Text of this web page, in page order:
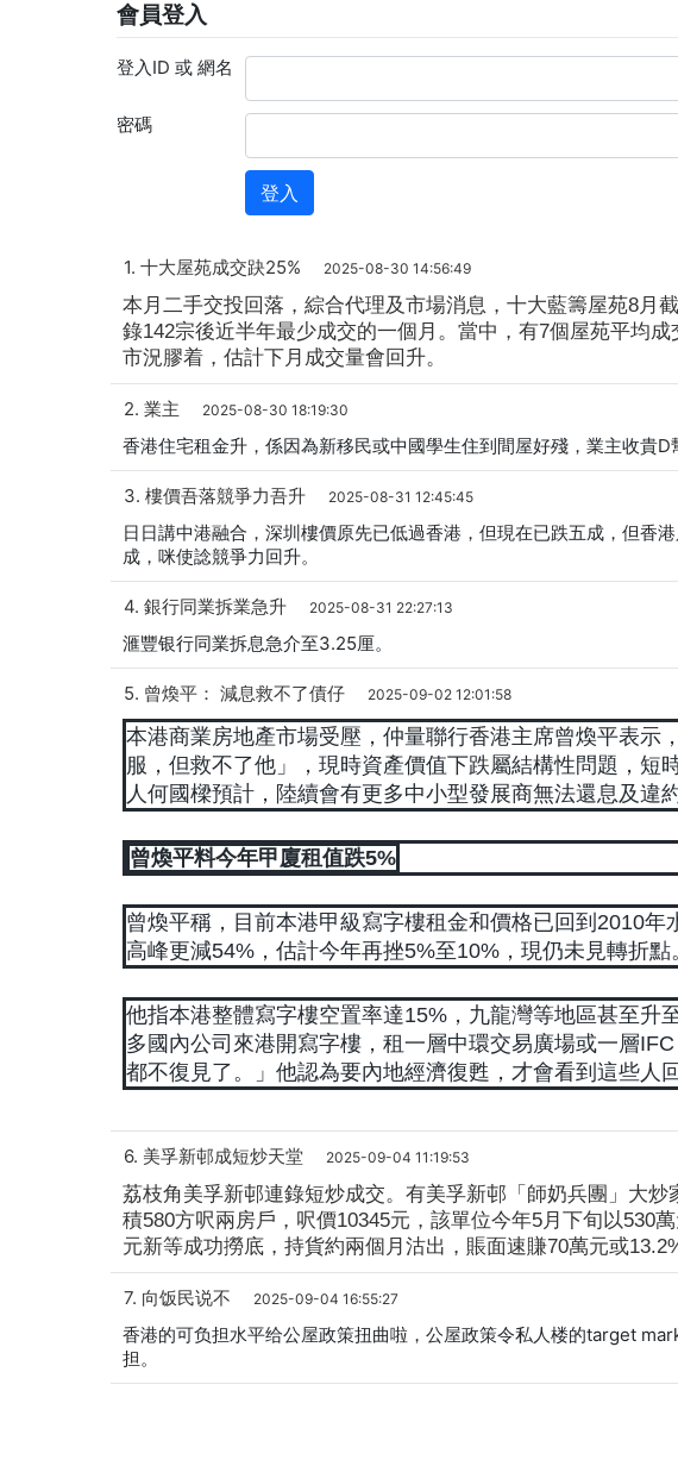
會員登入
登入ID 或 網名
密碼
1. 十大屋苑成交趹25% 2025-08-30 14:56:49
本月二手交投回落，綜合代理及市場消息，十大藍籌屋苑8月
錄142宗後近半年最少成交的一個月。當中，有7個屋苑平均
市況膠着，估計下月成交量會回升。
2. 業主 2025-08-30 18:19:30
香港住宅租金升，係因為新移民或中國學生住到間屋好殘，業主收貴D
3. 樓價吾落競爭力吾升 2025-08-31 12:45:45
日日講中港融合，深圳樓價原先已低過香港，但現在已跌五成，但香
成，咪使諗競爭力回升。
4. 銀行同業拆業急升 2025-08-31 22:27:13
滙豐银行同業拆息急介至3.25厘。
5. 曾煥平： 減息救不了債仔 2025-09-02 12:01:58
本港商業房地產市場受壓，仲量聯行香港主席曾煥平表示
服，但救不了他」，現時資產價值下跌屬結構性問題，
人何國樑預計，陸續會有更多中小型發展商無法還息及違
曾煥平料今年甲廈租值跌5%
曾煥平稱，目前本港甲級寫字樓租金和價格已回到2010
高峰更減54%，估計今年再挫5%至10%，現仍未見轉折點
他指本港整體寫字樓空置率達15%，九龍灣等地區甚至升
多國內公司來港開寫字樓，租一層中環交易廣場或一層
都不復見了。」他認為要內地經濟復甦，才會看到這些人
6. 美孚新邨成短炒天堂 2025-09-04 11:19:53
荔枝角美孚新邨連錄短炒成交。有美孚新邨「師奶兵團」大
積580方呎兩房戶，呎價10345元，該單位今年5月下旬以530
元新等成功撈底，持貨約兩個月沽出，賬面速賺70萬元或
7. 向饭民说不 2025-09-04 16:55:27
香港的可负担水平给公屋政策扭曲啦，公屋政策令私人楼的target
担。